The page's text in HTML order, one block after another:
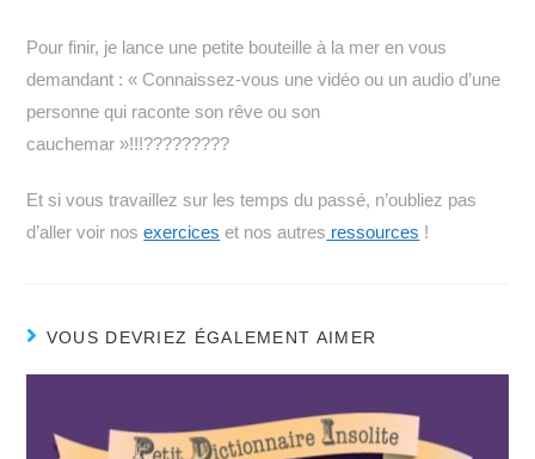
Pour finir, je lance une petite bouteille à la mer en vous
demandant : « Connaissez-vous une vidéo ou un audio d’une
personne qui raconte son rêve ou son
cauchemar »!!!?????????
Et si vous travaillez sur les temps du passé, n’oubliez pas
d’aller voir nosexercices et nos autres ressources !
VOUS DEVRIEZ ÉGALEMENT AIMER